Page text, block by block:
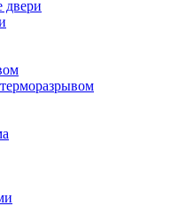
двери